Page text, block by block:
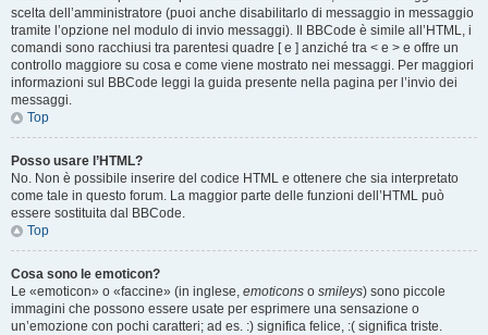
scelta dell’amministratore (puoi anche disabilitarlo di messaggio in messaggio
tramite l’opzione nel modulo di invio messaggi). Il BBCode è simile all’HTML, i
comandi sono racchiusi tra parentesi quadre [ e ] anziché tra < e > e offre un
controllo maggiore su cosa e come viene mostrato nei messaggi. Per maggiori
informazioni sul BBCode leggi la guida presente nella pagina per l’invio dei
messaggi.
Top
Posso usare l’HTML?
No. Non è possibile inserire del codice HTML e ottenere che sia interpretato
come tale in questo forum. La maggior parte delle funzioni dell’HTML può
essere sostituita dal BBCode.
Top
Cosa sono le emoticon?
Le «emoticon» o «faccine» (in inglese, emoticons o smileys) sono piccole
immagini che possono essere usate per esprimere una sensazione o
un’emozione con pochi caratteri; ad es. :) significa felice, :( significa triste.